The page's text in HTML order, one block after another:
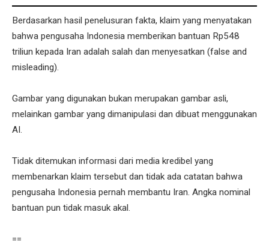
Berdasarkan hasil penelusuran fakta, klaim yang menyatakan
bahwa pengusaha Indonesia memberikan bantuan Rp548
triliun kepada Iran adalah salah dan menyesatkan (false and
misleading).
Gambar yang digunakan bukan merupakan gambar asli,
melainkan gambar yang dimanipulasi dan dibuat menggunakan
AI.
Tidak ditemukan informasi dari media kredibel yang
membenarkan klaim tersebut dan tidak ada catatan bahwa
pengusaha Indonesia pernah membantu Iran. Angka nominal
bantuan pun tidak masuk akal.
==